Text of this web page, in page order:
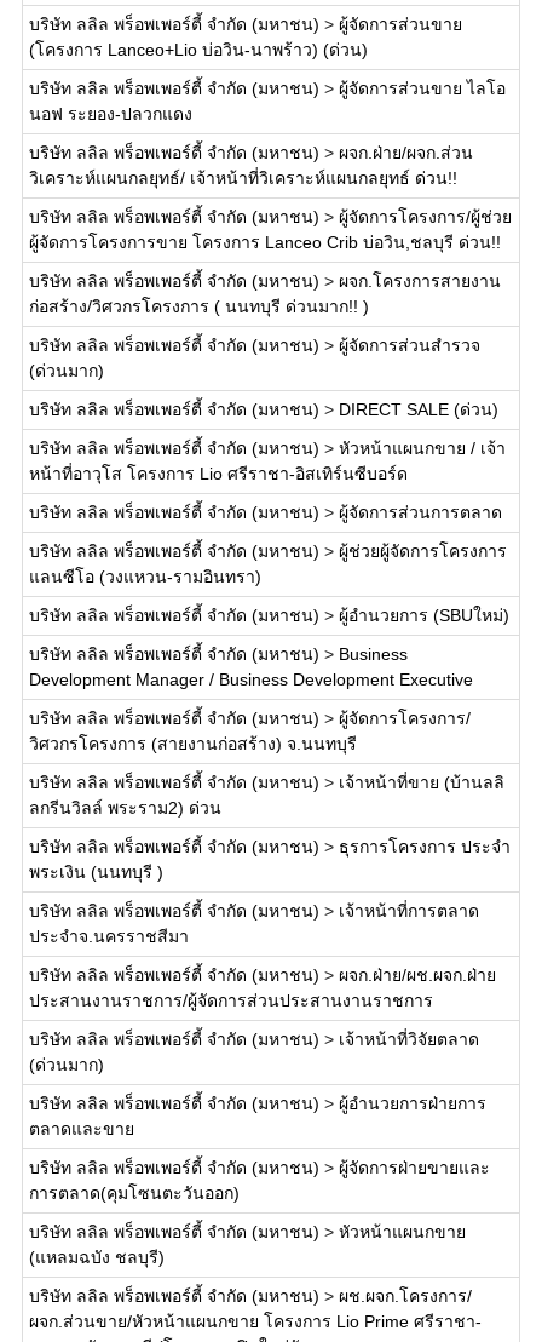
บริษัท ลลิล พร็อพเพอร์ตี้ จำกัด (มหาชน) > ผู้จัดการส่วนขาย
(โครงการ Lanceo+Lio บ่อวิน-นาพร้าว) (ด่วน)
บริษัท ลลิล พร็อพเพอร์ตี้ จำกัด (มหาชน) > ผู้จัดการส่วนขาย ไลโอ
นอฟ ระยอง-ปลวกแดง
บริษัท ลลิล พร็อพเพอร์ตี้ จำกัด (มหาชน) > ผจก.ฝ่าย/ผจก.ส่วน
วิเคราะห์แผนกลยุทธ์/ เจ้าหน้าที่วิเคราะห์แผนกลยุทธ์ ด่วน!!
บริษัท ลลิล พร็อพเพอร์ตี้ จำกัด (มหาชน) > ผู้จัดการโครงการ/ผู้ช่วย
ผู้จัดการโครงการขาย โครงการ Lanceo Crib บ่อวิน,ชลบุรี ด่วน!!
บริษัท ลลิล พร็อพเพอร์ตี้ จำกัด (มหาชน) > ผจก.โครงการสายงาน
ก่อสร้าง/วิศวกรโครงการ ( นนทบุรี ด่วนมาก!! )
บริษัท ลลิล พร็อพเพอร์ตี้ จำกัด (มหาชน) > ผู้จัดการส่วนสำรวจ
(ด่วนมาก)
บริษัท ลลิล พร็อพเพอร์ตี้ จำกัด (มหาชน) > DIRECT SALE (ด่วน)
บริษัท ลลิล พร็อพเพอร์ตี้ จำกัด (มหาชน) > หัวหน้าแผนกขาย / เจ้า
หน้าที่อาวุโส โครงการ Lio ศรีราชา-อิสเทิร์นซีบอร์ด
บริษัท ลลิล พร็อพเพอร์ตี้ จำกัด (มหาชน) > ผู้จัดการส่วนการตลาด
บริษัท ลลิล พร็อพเพอร์ตี้ จำกัด (มหาชน) > ผู้ช่วยผู้จัดการโครงการ
แลนซีโอ (วงแหวน-รามอินทรา)
บริษัท ลลิล พร็อพเพอร์ตี้ จำกัด (มหาชน) > ผู้อำนวยการ (SBUใหม่)
บริษัท ลลิล พร็อพเพอร์ตี้ จำกัด (มหาชน) > Business
Development Manager / Business Development Executive
บริษัท ลลิล พร็อพเพอร์ตี้ จำกัด (มหาชน) > ผู้จัดการโครงการ/
วิศวกรโครงการ (สายงานก่อสร้าง) จ.นนทบุรี
บริษัท ลลิล พร็อพเพอร์ตี้ จำกัด (มหาชน) > เจ้าหน้าที่ขาย (บ้านลลิ
ลกรีนวิลล์ พระราม2) ด่วน
บริษัท ลลิล พร็อพเพอร์ตี้ จำกัด (มหาชน) > ธุรการโครงการ ประจำ
พระเงิน (นนทบุรี )
บริษัท ลลิล พร็อพเพอร์ตี้ จำกัด (มหาชน) > เจ้าหน้าที่การตลาด
ประจำจ.นครราชสีมา
บริษัท ลลิล พร็อพเพอร์ตี้ จำกัด (มหาชน) > ผจก.ฝ่าย/ผช.ผจก.ฝ่าย
ประสานงานราชการ/ผู้จัดการส่วนประสานงานราชการ
บริษัท ลลิล พร็อพเพอร์ตี้ จำกัด (มหาชน) > เจ้าหน้าที่วิจัยตลาด
(ด่วนมาก)
บริษัท ลลิล พร็อพเพอร์ตี้ จำกัด (มหาชน) > ผู้อำนวยการฝ่ายการ
ตลาดและขาย
บริษัท ลลิล พร็อพเพอร์ตี้ จำกัด (มหาชน) > ผู้จัดการฝ่ายขายและ
การตลาด(คุมโซนตะวันออก)
บริษัท ลลิล พร็อพเพอร์ตี้ จำกัด (มหาชน) > หัวหน้าแผนกขาย
(แหลมฉบัง ชลบุรี)
บริษัท ลลิล พร็อพเพอร์ตี้ จำกัด (มหาชน) > ผช.ผจก.โครงการ/
ผจก.ส่วนขาย/หัวหน้าแผนกขาย โครงการ Lio Prime ศรีราชา-